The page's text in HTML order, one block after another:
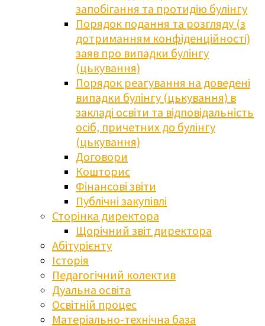
запобігання та протидію булінгу
Порядок подання та розгляду (з
дотриманням конфіденційності)
заяв про випадки булінгу
(цькування)
Порядок реагування на доведені
випадки булінгу (цькування) в
закладі освіти та відповідальність
осіб, причетних до булінгу
(цькування)
Договори
Кошторис
Фінансові звіти
Публічні закупівлі
Сторінка директора
Щорічний звіт директора
Абітурієнту
Історія
Педагогічний колектив
Дуальна освіта
Освітній процес
Матеріально-технічна база